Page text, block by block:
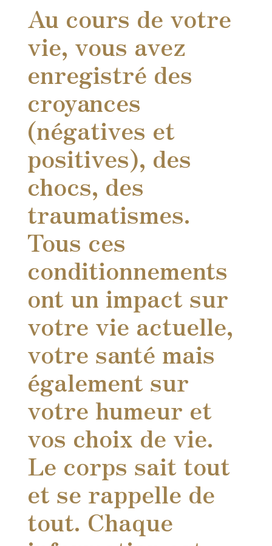
Au cours de votre
vie, vous avez
enregistré des
croyances
(négatives et
positives), des
chocs, des
traumatismes.
Tous ces
conditionnements
ont un impact sur
votre vie actuelle,
votre santé mais
également sur
votre humeur et
vos choix de vie.
Le corps sait tout
et se rappelle de
tout. Chaque